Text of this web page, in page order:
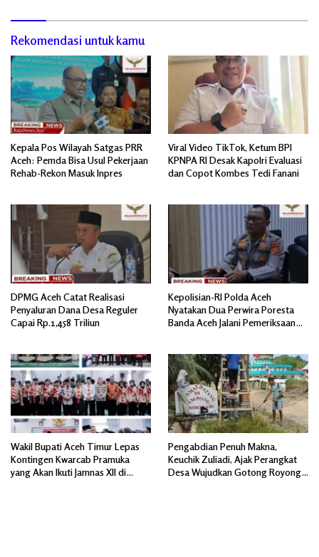
Rekomendasi untuk kamu
Kepala Pos Wilayah Satgas PRR
Aceh: Pemda Bisa Usul Pekerjaan
Rehab-Rekon Masuk Inpres
Viral Video TikTok, Ketum BPI
KPNPA RI Desak Kapolri Evaluasi
dan Copot Kombes Tedi Fanani
DPMG Aceh Catat Realisasi
Penyaluran Dana Desa Reguler
Capai Rp.1,458 Triliun
Kepolisian-RI Polda Aceh
Nyatakan Dua Perwira Poresta
Banda Aceh Jalani Pemeriksaan
Wakil Bupati Aceh Timur Lepas
Kontingen Kwarcab Pramuka
yang Akan Ikuti Jamnas XII di
Pengabdian Penuh Makna,
Keuchik Zuliadi, Ajak Perangkat
Desa Wujudkan Gotong Royong,